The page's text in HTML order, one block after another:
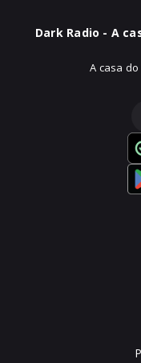
Dark Radio - A
A casa